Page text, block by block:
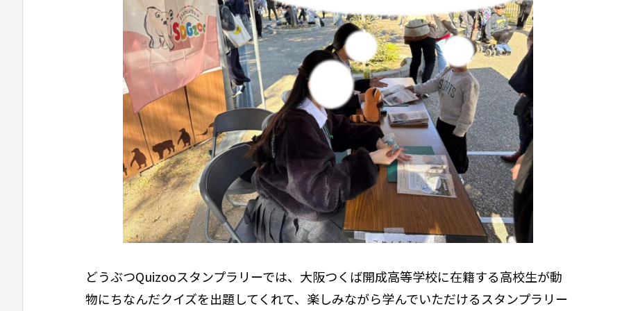
どうぶつQuizooスタンプラリーでは、大阪つくば開成高等学校に在籍する高校生が動
物にちなんだクイズを出題してくれて、楽しみながら学んでいただけるスタンプラリー